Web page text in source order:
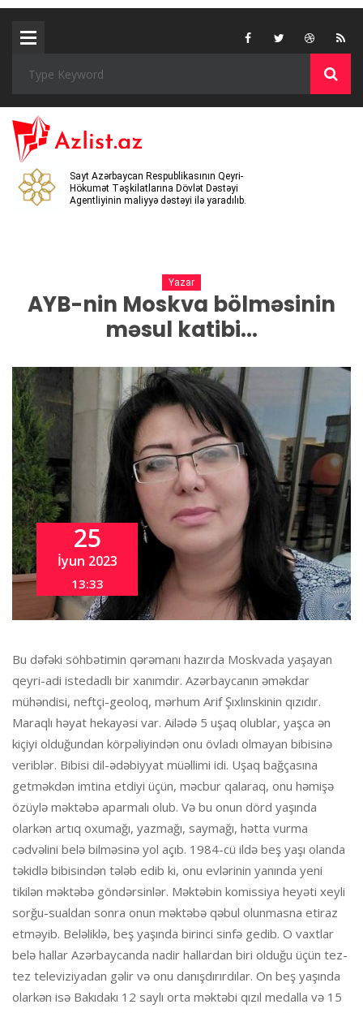
Sayt Azərbaycan Respublikasının Qeyri-
Hökumət Təşkilatlarına Dövlət Dəstəyi
Agentliyinin maliyyə dəstəyi ilə yaradılıb.
Yazar
AYB-nin Moskva bölməsinin
məsul katibi...
25
İyun 2023
13:33
Bu dəfəki söhbətimin qərəmanı hazırda Moskvada yaşayan
qeyri-adi istedadlı bir xanımdır. Azərbaycanın əməkdar
mühəndisi, neftçi-geoloq, mərhum Arif Şıxlınskinin qızıdır.
Maraqlı həyat hekayəsi var. Ailədə 5 uşaq olublar, yaşca ən
kiçiyi olduğundan körpəliyindən onu övladı olmayan bibisinə
veriblər. Bibisi dil-ədəbiyyat müəllimi idi. Uşaq bağçasına
getməkdən imtina etdiyi üçün, məcbur qalaraq, onu həmişə
özüylə məktəbə aparmalı olub. Və bu onun dörd yaşında
olarkən artıq oxumağı, yazmağı, saymağı, hətta vurma
cədvəlini belə bilməsinə yol açıb. 1984-cü ildə beş yaşı olanda
təkidlə bibisindən tələb edib ki, onu evlərinin yanında yeni
tikilən məktəbə göndərsinlər. Məktəbin komissiya heyəti xeyli
sorğu-sualdan sonra onun məktəbə qəbul olunmasna etiraz
etməyib. Beləliklə, beş yaşında birinci sinfə gedib. O vaxtlar
belə hallar Azərbaycanda nadir hallardan biri olduğu üçün tez-
tez televiziyadan gəlir və onu danışdırırdılar. On beş yaşında
olarkən isə Bakıdakı 12 saylı orta məktəbi qızıl medalla və 15